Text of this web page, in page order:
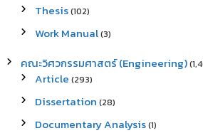
Thesis(102)
Work Manual(3)
คณะวิศวกรรมศาสตร์ (Engineering)
Article (293)
Dissertation (28)
Documentary Analysis(1)